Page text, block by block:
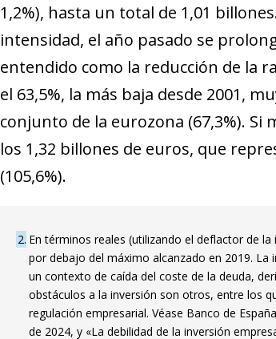
1,2%), hasta un total de 1,01
intensidad, el año pasado se
entendido como la reducción de la
el 63,5%, la más baja desde 2001,
conjunto de la eurozona (67,3%).
los 1,32 billones de euros, que
(105,6%).
2 En términos reales (utilizando el deflactor de
por debajo del máximo alcanzado en 2019.
un contexto de caída del coste de la deuda,
obstáculos a la inversión son otros, entre los
regulación empresarial. Véase Banco de
de 2024, y «La debilidad de la inversión